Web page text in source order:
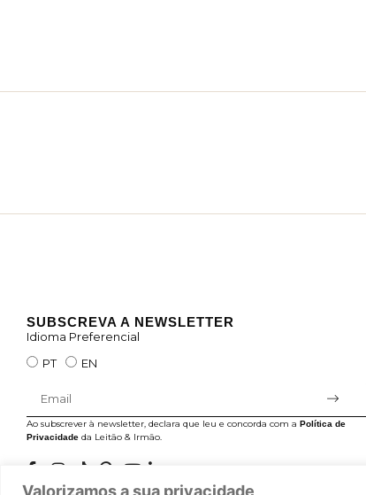
Valorizamos a sua privacidade
SUBSCREVA A NEWSLETTER
Idioma Preferencial
PT
EN
Ao subscrever à newsletter, declara que leu e concorda com a Política de
Privacidade da Leitão & Irmão.